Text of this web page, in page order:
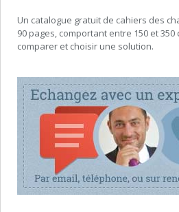
Un catalogue gratuit de cahiers des
90 pages, comportant entre 150 et
comparer et choisir une solution.